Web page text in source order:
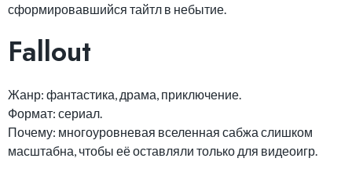
сформировавшийся тайтл в небытие.
Fallout
Жанр: фантастика, драма, приключение.
Формат: сериал.
Почему: многоуровневая вселенная сабжа слишком
масштабна, чтобы её оставляли только для видеоигр.